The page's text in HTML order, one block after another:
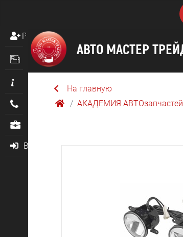
Регистрация
Новости
Информация
Контакты
Войти
На главную
АКАДЕМИЯ АВТОзапчастей